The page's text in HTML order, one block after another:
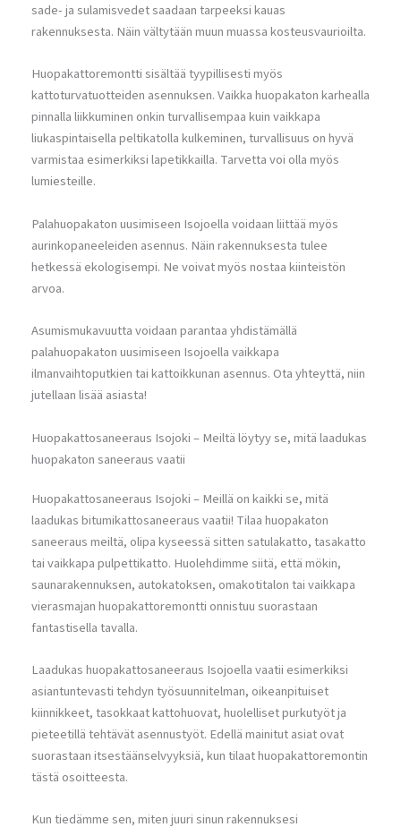
sade- ja sulamisvedet saadaan tarpeeksi kauas
rakennuksesta. Näin vältytään muun muassa kosteusvaurioilta.
Huopakattoremontti sisältää tyypillisesti myös
kattoturvatuotteiden asennuksen. Vaikka huopakaton karhealla
pinnalla liikkuminen onkin turvallisempaa kuin vaikkapa
liukaspintaisella peltikatolla kulkeminen, turvallisuus on hyvä
varmistaa esimerkiksi lapetikkailla. Tarvetta voi olla myös
lumiesteille.
Palahuopakaton uusimiseen Isojoella voidaan liittää myös
aurinkopaneeleiden asennus. Näin rakennuksesta tulee
hetkessä ekologisempi. Ne voivat myös nostaa kiinteistön
arvoa.
Asumismukavuutta voidaan parantaa yhdistämällä
palahuopakaton uusimiseen Isojoella vaikkapa
ilmanvaihtoputkien tai kattoikkunan asennus. Ota yhteyttä, niin
jutellaan lisää asiasta!
Huopakattosaneeraus Isojoki – Meiltä löytyy se, mitä laadukas
huopakaton saneeraus vaatii
Huopakattosaneeraus Isojoki – Meillä on kaikki se, mitä
laadukas bitumikattosaneeraus vaatii! Tilaa huopakaton
saneeraus meiltä, olipa kyseessä sitten satulakatto, tasakatto
tai vaikkapa pulpettikatto. Huolehdimme siitä, että mökin,
saunarakennuksen, autokatoksen, omakotitalon tai vaikkapa
vierasmajan huopakattoremontti onnistuu suorastaan
fantastisella tavalla.
Laadukas huopakattosaneeraus Isojoella vaatii esimerkiksi
asiantuntevasti tehdyn työsuunnitelman, oikeanpituiset
kiinnikkeet, tasokkaat kattohuovat, huolelliset purkutyöt ja
pieteetillä tehtävät asennustyöt. Edellä mainitut asiat ovat
suorastaan itsestäänselvyyksiä, kun tilaat huopakattoremontin
tästä osoitteesta.
Kun tiedämme sen, miten juuri sinun rakennuksesi